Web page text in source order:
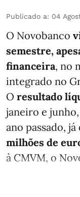
Publicado a: 04
O Novobanco
semestre,
financeira, no
integrado no
O resultado
janeiro e
ano passado,
milhões de
à CMVM, o